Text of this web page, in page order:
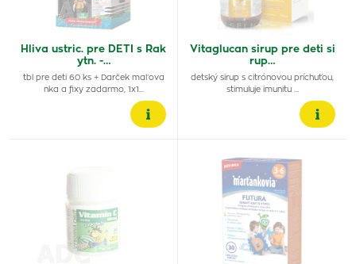
Hliva ustric. pre DETI s Rak
ytn. -…
tbl pre deti 60 ks + Darček maľova
nka a fixy zadarmo, 1x1…
Vitaglucan sirup pre deti si
rup…
detský sirup s citrónovou príchuťou,
stimuluje imunitu …